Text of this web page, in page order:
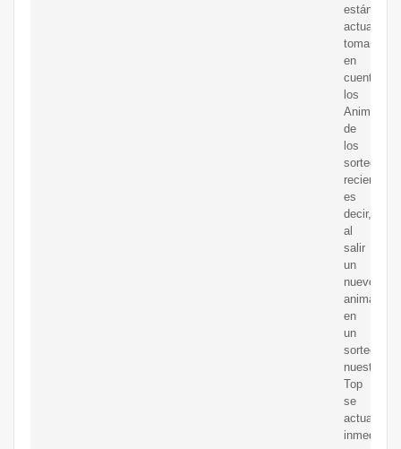
están
tomando
en
cuenta
los
Animalitos
de
los
sorteos
recientes,
es
decir,
al
salir
un
nuevo
animalito
en
un
sorteo
nuestro
Top
se
actualizará